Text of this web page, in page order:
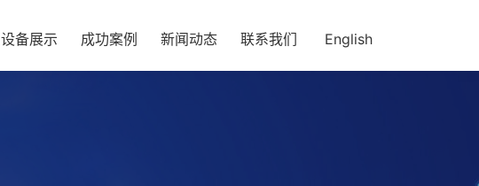
设备展示 成功案例 新闻动态 联系我们 English